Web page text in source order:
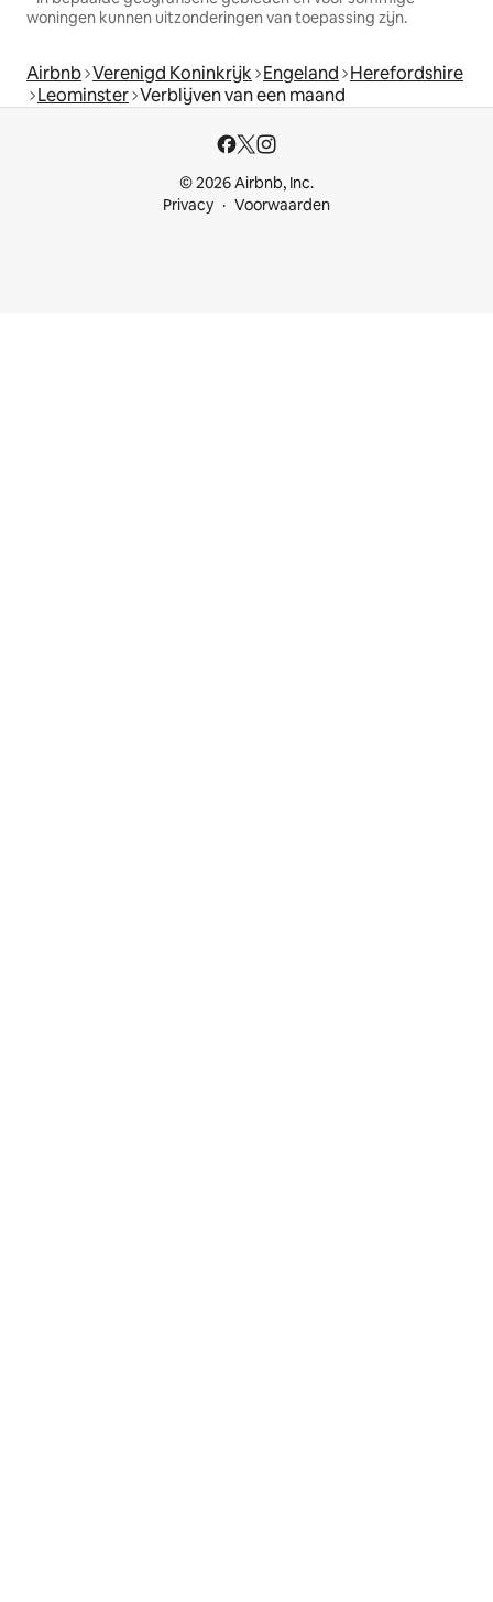
woningen kunnen uitzonderingen van toepassing zijn.
Airbnb Verenigd Koninkrijk Engeland Herefordshire
Leominster Verblijven van een maand
© 2026 Airbnb, Inc.
Privacy
Voorwaarden